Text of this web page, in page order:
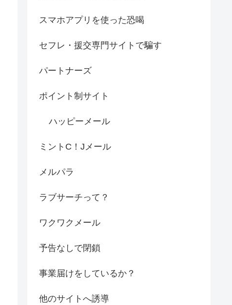
スマホアプリを使った恐喝
セフレ・援交専門サイトで騙す
パートナーズ
ポイント制サイト
ハッピーメール
ミントC！Jメール
メルパラ
ラブサーチって？
ワクワクメール
予告なしで閉鎖
事業届けをしているか？
他のサイトへ誘導